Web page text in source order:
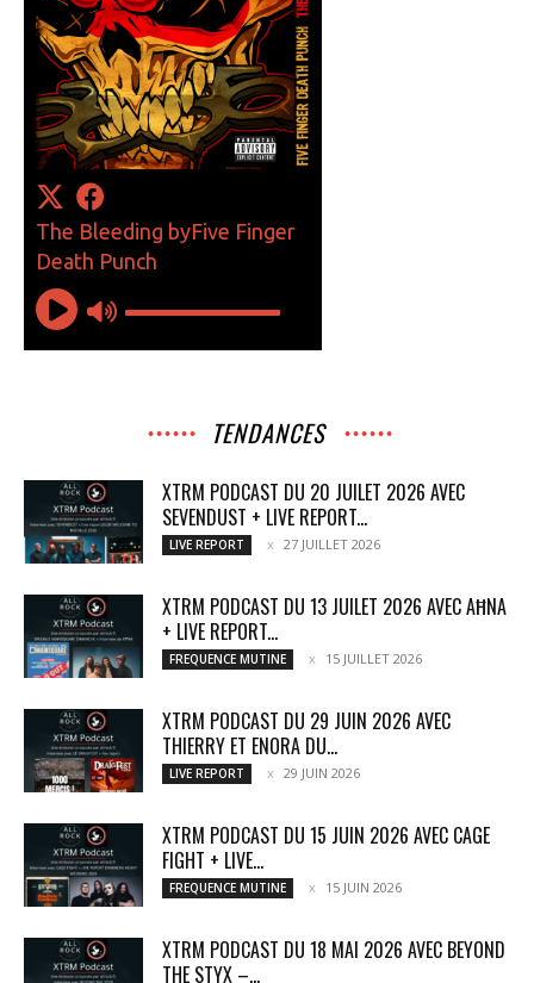
TENDANCES
XTRM PODCAST DU 20 JUILET 2026 AVEC
SEVENDUST + LIVE REPORT...
LIVE REPORT 27 JUILLET 2026
XTRM PODCAST DU 13 JUILET 2026 AVEC AĦNA
+ LIVE REPORT...
FREQUENCE MUTINE 15 JUILLET 2026
XTRM PODCAST DU 29 JUIN 2026 AVEC
THIERRY ET ENORA DU...
LIVE REPORT 29 JUIN 2026
XTRM PODCAST DU 15 JUIN 2026 AVEC CAGE
FIGHT + LIVE...
FREQUENCE MUTINE 15 JUIN 2026
XTRM PODCAST DU 18 MAI 2026 AVEC BEYOND
THE STYX –...